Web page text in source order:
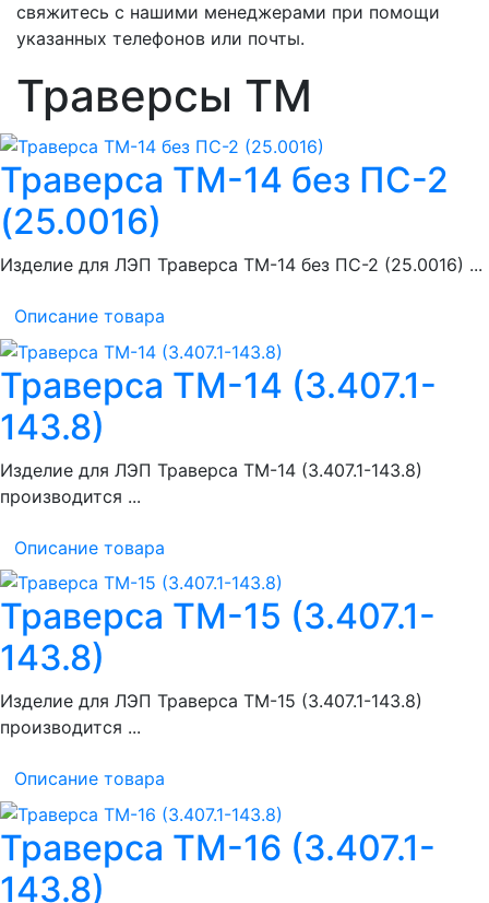
свяжитесь с нашими менеджерами при помощи
указанных телефонов или почты.
Траверсы ТМ
Траверса ТМ-14 без ПС-2
(25.0016)
Изделие для ЛЭП Траверса ТМ-14 без ПС-2 (25.0016) ...
Описание товара
Траверса ТМ-14 (3.407.1-
143.8)
Изделие для ЛЭП Траверса ТМ-14 (3.407.1-143.8)
производится ...
Описание товара
Траверса ТМ-15 (3.407.1-
143.8)
Изделие для ЛЭП Траверса ТМ-15 (3.407.1-143.8)
производится ...
Описание товара
Траверса ТМ-16 (3.407.1-
143.8)